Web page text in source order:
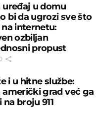
uređaj u domu
bi da ugrozi sve što
internetu:
ozbiljan
propust
i u hitne službe:
američki grad već ga
broju 911